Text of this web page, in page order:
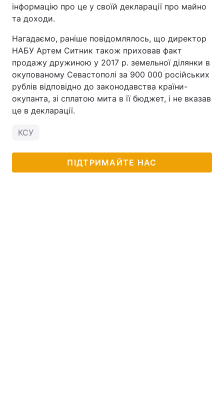
інформацію про це у своїй декларації про майно
та доходи.
Нагадаємо, раніше повідомлялось, що директор
НАБУ Артем Ситник також приховав факт
продажу дружиною у 2017 р. земельної ділянки в
окупованому Севастополі за 900 000 російських
рублів відповідно до законодавства країни-
окупанта, зі сплатою мита в її бюджет, і не вказав
це в декларації.
КСУ
ПІДТРИМАЙТЕ НАС